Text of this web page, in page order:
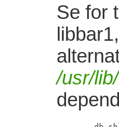
Se for
/usr/